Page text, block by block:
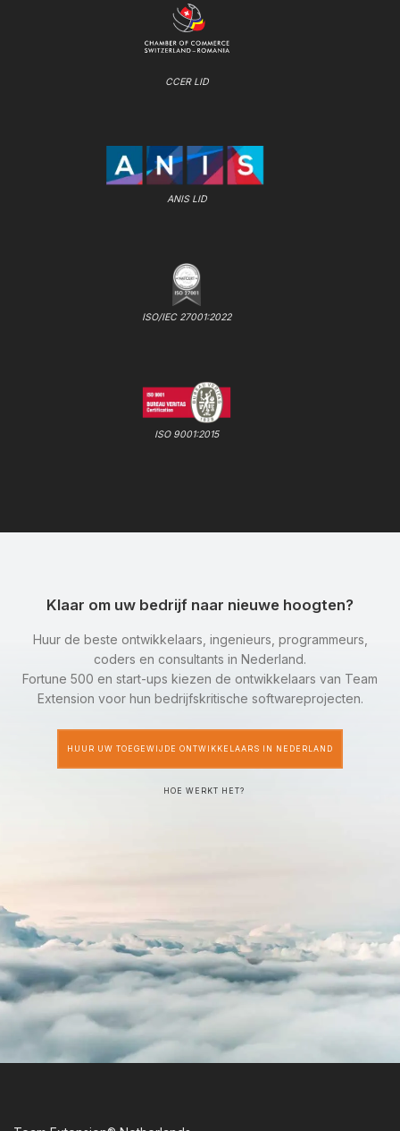
CCER LID
ANIS LID
ISO/IEC 27001:2022
ISO 9001:2015
Klaar om uw bedrijf naar nieuwe hoogten?
Huur de beste ontwikkelaars, ingenieurs, programmeurs,
coders en consultants in Nederland.
Fortune 500 en start-ups kiezen de ontwikkelaars van Team
Extension voor hun bedrijfskritische softwareprojecten.
HUUR UW TOEGEWIJDE ONTWIKKELAARS IN NEDERLAND
HOE WERKT HET?